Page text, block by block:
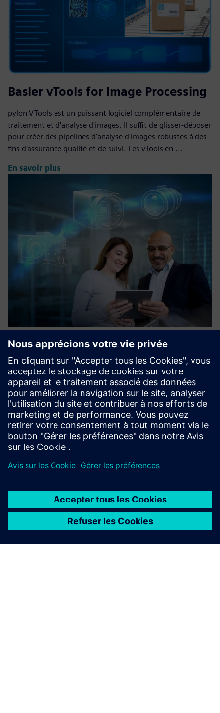
Basler vTools for Image Processing
pylon VTools est un puissant logiciel complémentaire de
traitement et d'analyse d'images. Il suffit de glisser-déposer
pour créer des pipelines d'analyse d'images robustes à des
fins d'assurance qualité et de suivi. Les vTools en ...
En savoir plus
Basler Machine Vision Support
Services
Nos experts en vision expérimentés vous aident : qu'il
s'agisse de sélectionner les bons composants, de valider
votre concept ou de développer un PoC, en passant par la
formation, le conseil et les tests de faisabilité, le tout ad...
En savoir plus